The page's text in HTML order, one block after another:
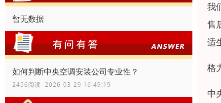
暂无数据
如何判断中央空调安装公司专业性？
2456阅读 2026-03-29 16:49:19
我
售
适
格
中